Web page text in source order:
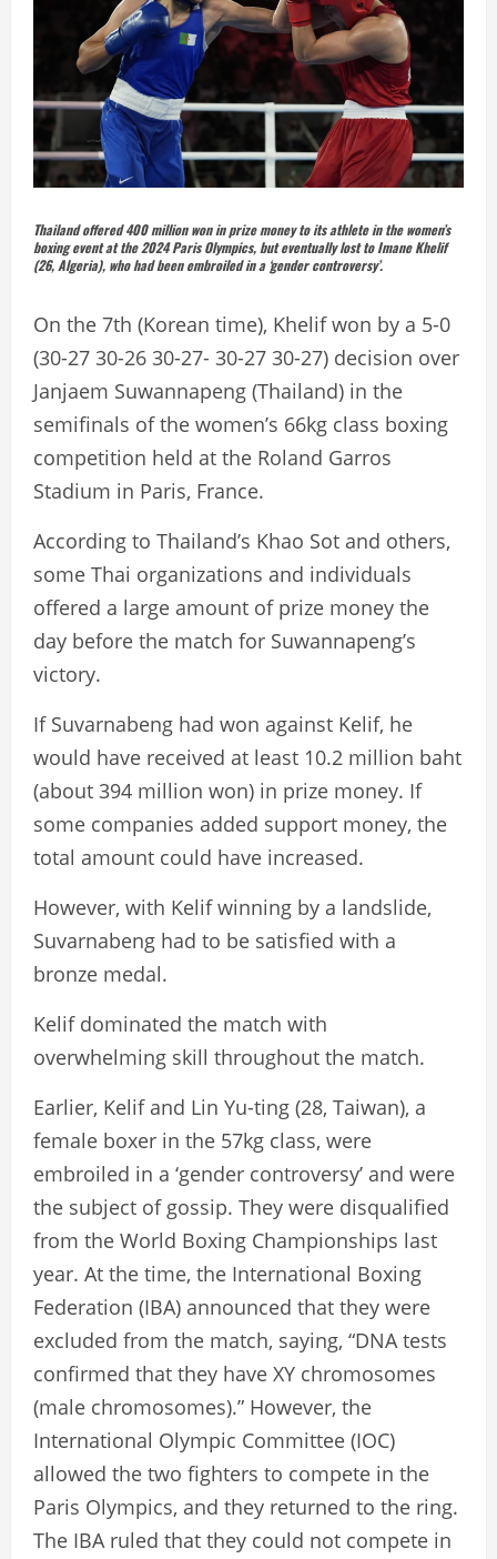
Thailand offered 400 million won in prize money to its athlete in the women’s
boxing event at the 2024 Paris Olympics, but eventually lost to Imane Khelif
(26, Algeria), who had been embroiled in a ‘gender controversy’.
On the 7th (Korean time), Khelif won by a 5-0
(30-27 30-26 30-27- 30-27 30-27) decision over
Janjaem Suwannapeng (Thailand) in the
semifinals of the women’s 66kg class boxing
competition held at the Roland Garros
Stadium in Paris, France.
According to Thailand’s Khao Sot and others,
some Thai organizations and individuals
offered a large amount of prize money the
day before the match for Suwannapeng’s
victory.
If Suvarnabeng had won against Kelif, he
would have received at least 10.2 million baht
(about 394 million won) in prize money. If
some companies added support money, the
total amount could have increased.
However, with Kelif winning by a landslide,
Suvarnabeng had to be satisfied with a
bronze medal.
Kelif dominated the match with
overwhelming skill throughout the match.
Earlier, Kelif and Lin Yu-ting (28, Taiwan), a
female boxer in the 57kg class, were
embroiled in a ‘gender controversy’ and were
the subject of gossip. They were disqualified
from the World Boxing Championships last
year. At the time, the International Boxing
Federation (IBA) announced that they were
excluded from the match, saying, “DNA tests
confirmed that they have XY chromosomes
(male chromosomes).” However, the
International Olympic Committee (IOC)
allowed the two fighters to compete in the
Paris Olympics, and they returned to the ring.
The IBA ruled that they could not compete in